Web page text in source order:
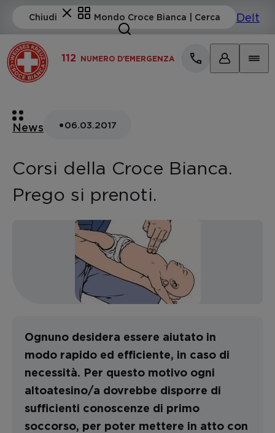
112 NUMERO D'EMERGENZA
News •06.03.2017
Corsi della Croce Bianca.
Prego si prenoti.
Ognuno desidera essere aiutato in
modo rapido ed efficiente, in caso di
necessità. Per questo motivo ogni
altoatesino/a dovrebbe disporre di
sufficienti conoscenze di primo
soccorso, per poter mettere in atto con